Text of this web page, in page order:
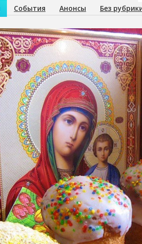
События Анонсы
Без